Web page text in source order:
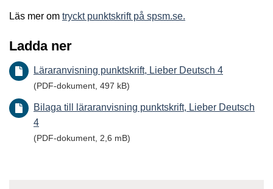
Läs mer om tryckt punktskrift på spsm.se.
Ladda ner
Läraranvisning punktskrift, Lieber Deutsch 4
(PDF-dokument, 497 kB)
Bilaga till läraranvisning punktskrift, Lieber Deutsch
4
(PDF-dokument, 2,6 mB)